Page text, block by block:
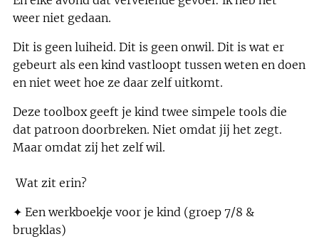
weer niet gedaan.
Dit is geen luiheid. Dit is geen onwil. Dit is wat er
gebeurt als een kind vastloopt tussen weten en doen
en niet weet hoe ze daar zelf uitkomt.
Deze toolbox geeft je kind twee simpele tools die
dat patroon doorbreken. Niet omdat jij het zegt.
Maar omdat zij het zelf wil.
Wat zit erin?
✦ Een werkboekje voor je kind (groep 7/8 &
brugklas)